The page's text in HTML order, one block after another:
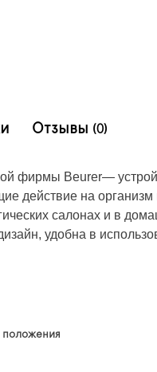
Отзывы (0)
фирмы Beurer—
действие на организм
салонах и в
удобна в
положения